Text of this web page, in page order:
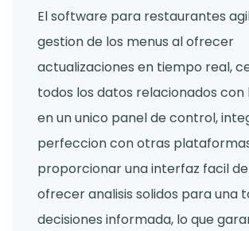
El software para restaurantes
gestion de los menus al ofrecer
actualizaciones en tiempo real,
todos los datos relacionados con
en un unico panel de control,
perfeccion con otras
proporcionar una interfaz facil
ofrecer analisis solidos para una
decisiones informada, lo que